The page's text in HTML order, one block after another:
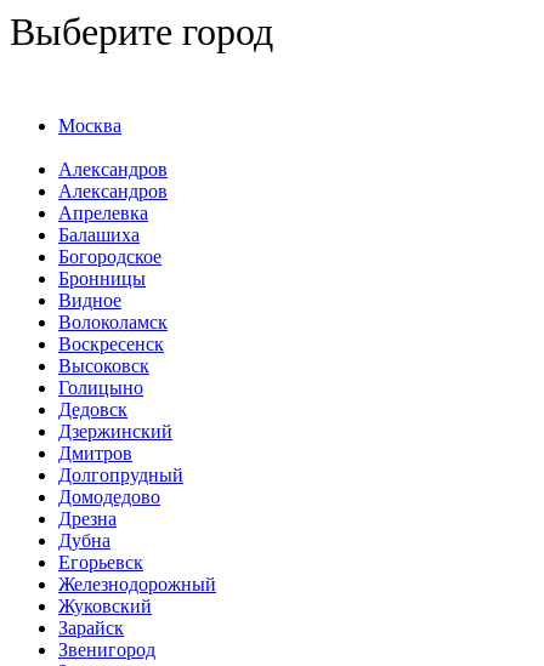
Выберите город
Москва
Александров
Александров
Апрелевка
Балашиха
Богородское
Бронницы
Видное
Волоколамск
Воскресенск
Высоковск
Голицыно
Дедовск
Дзержинский
Дмитров
Долгопрудный
Домодедово
Дрезна
Дубна
Егорьевск
Железнодорожный
Жуковский
Зарайск
Звенигород